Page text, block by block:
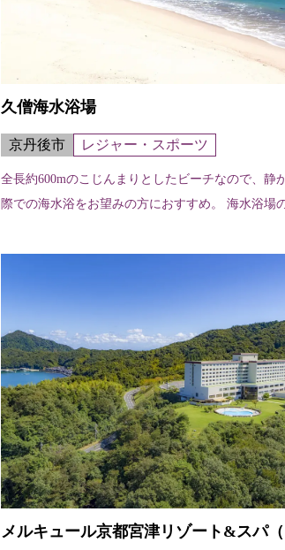
久僧海水浴場
京丹後市 レジャー・スポーツ
全長約600mのこじんまりとしたビーチなので、静
際での海水浴をお望みの方におすすめ。 海水浴場
メルキュール京都宮津リゾート&スパ